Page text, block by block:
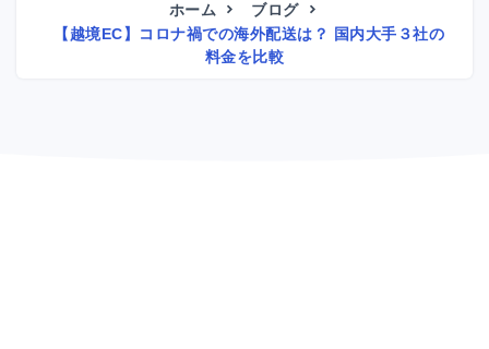
ホーム
ブログ
【越境EC】コロナ禍での海外配送は？ 国内大手３社の
料金を比較